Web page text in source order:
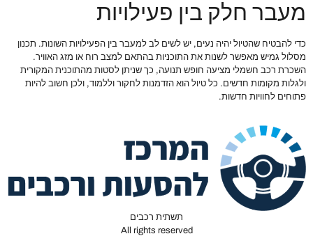
מעבר חלק בין פעילויות
כדי להבטיח שהטיול יהיה נעים, יש לשים לב למעבר בין הפעילויות השונות. תכנון
מסלול גמיש מאפשר לשנות את התוכניות בהתאם למצב רוח או מזג האוויר.
השכרת רכב חשמלי מציעה חופש תנועה, כך שניתן לסטות מהתוכנית המקורית
ולגלות מקומות חדשים. כל טיול הוא הזדמנות לחקור וללמוד, ולכן חשוב להיות
פתוחים לחוויות חדשות.
תשתית רכבים
All rights reserved